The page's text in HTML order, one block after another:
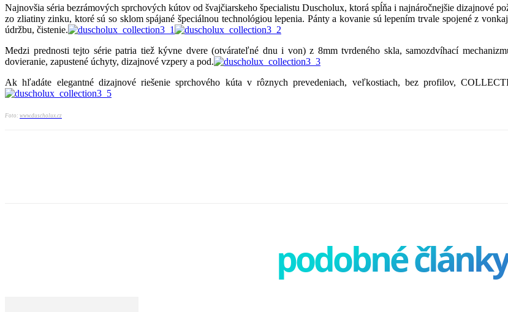
Najnovšia séria bezrámových sprchových kútov od švajčiarskeho špecialistu Duscholux, ktorá spĺňa i najnáročnejšie dizajnové
zo zliatiny zinku, ktoré sú so sklom spájané špeciálnou technológiou lepenia. Pánty a kovanie sú lepením trvale spojené z
údržbu, čistenie.
Medzi prednosti tejto série patria tiež kývne dvere (otvárateľné dnu i von) z 8mm tvrdeného skla, samozdvíhací
dovieranie, zapustené úchyty, dizajnové vzpery a pod.
Ak hľadáte elegantné dizajnové riešenie sprchového kúta v rôznych prevedeniach, veľkostiach, bez profilov,
Foto: www.duscholux.cz
podobné články